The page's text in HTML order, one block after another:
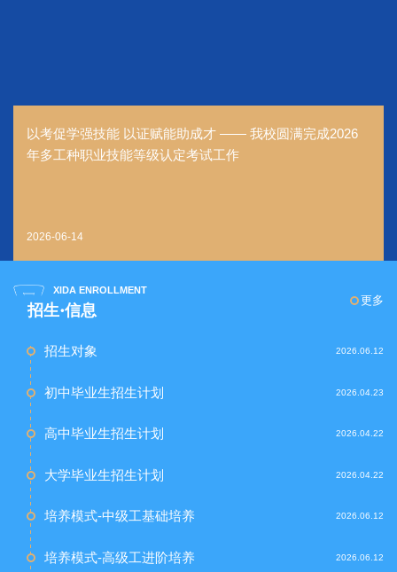
以考促学强技能 以证赋能助成才 —— 我校圆满完成2026
年多工种职业技能等级认定考试工作
2026-06-14
XIDA ENROLLMENT
招生·信息
更多
招生对象 2026.06.12
初中毕业生招生计划 2026.04.23
高中毕业生招生计划 2026.04.22
大学毕业生招生计划 2026.04.22
培养模式-中级工基础培养 2026.06.12
培养模式-高级工进阶培养 2026.06.12